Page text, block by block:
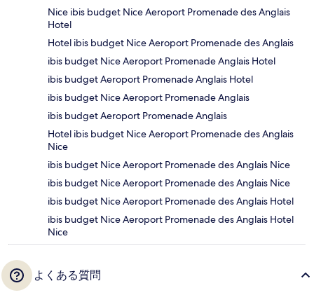
Nice ibis budget Nice Aeroport Promenade des Anglais
Hotel
Hotel ibis budget Nice Aeroport Promenade des Anglais
ibis budget Nice Aeroport Promenade Anglais Hotel
ibis budget Aeroport Promenade Anglais Hotel
ibis budget Nice Aeroport Promenade Anglais
ibis budget Aeroport Promenade Anglais
Hotel ibis budget Nice Aeroport Promenade des Anglais
Nice
ibis budget Nice Aeroport Promenade des Anglais Nice
ibis budget Nice Aeroport Promenade des Anglais Nice
ibis budget Nice Aeroport Promenade des Anglais Hotel
ibis budget Nice Aeroport Promenade des Anglais Hotel
Nice
よくある質問